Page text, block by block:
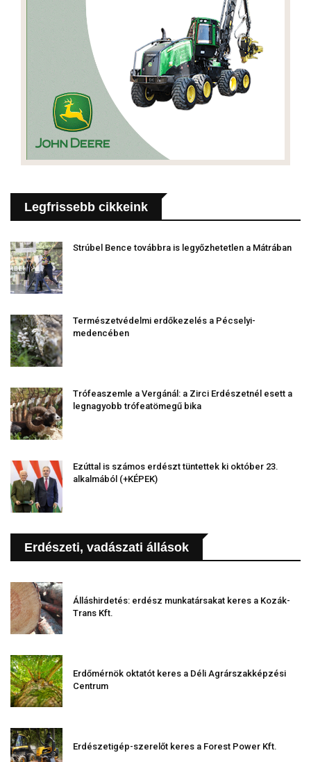
Legfrissebb cikkeink
Strúbel Bence továbbra is legyőzhetetlen a Mátrában
Természetvédelmi erdőkezelés a Pécselyi-
medencében
Trófeaszemle a Vergánál: a Zirci Erdészetnél esett a
legnagyobb trófeatömegű bika
Ezúttal is számos erdészt tüntettek ki október 23.
alkalmából (+KÉPEK)
Erdészeti, vadászati állások
Álláshirdetés: erdész munkatársakat keres a Kozák-
Trans Kft.
Erdőmérnök oktatót keres a Déli Agrárszakképzési
Centrum
Erdészetigép-szerelőt keres a Forest Power Kft.